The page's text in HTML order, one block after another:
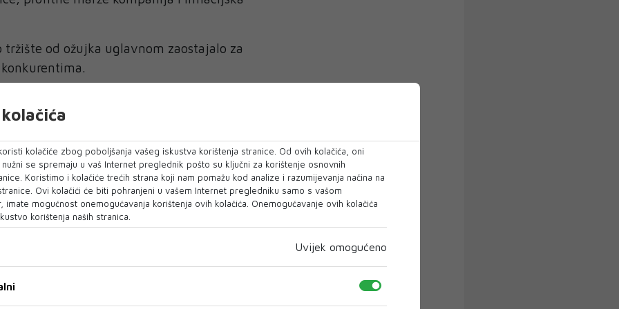
tržište od ožujka uglavnom zaostajalo za
ekonomsku sliku Europe
između Washingtona i Teherana nije
se dogoditi s inflacijom.
cijena energenata ponovno je postao ozbiljan
prijevoz.
troškove proizvodnje.
kolačiće zbog poboljšanja vašeg iskustva korištenja stranice. Od ovih kolačića, oni
se spremaju u vaš Internet preglednik pošto su ključni za korištenje osnovnih
Koristimo i kolačiće trećih strana koji nam pomažu kod analize i razumijevanja načina na
Ovi kolačići će biti pohranjeni u vašem Internet pregledniku samo s vašom
imate mogućnost onemogućavanja korištenja ovih kolačića. Onemogućavanje ovih kolačića
korištenja naših stranica.
Uvijek omogućeno